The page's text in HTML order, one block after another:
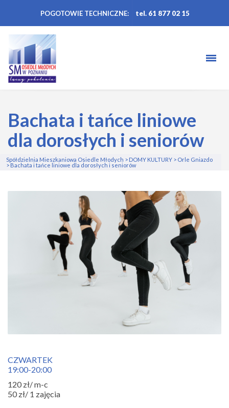
POGOTOWIE TECHNICZNE: tel. 61 877 02 15
Bachata i tańce liniowe
dla dorosłych i seniorów
Spółdzielnia Mieszkaniowa Osiedle Młodych > DOMY KULTURY > Orle Gniazdo
>Bachata i tańce liniowe dla dorosłych i seniorów
CZWARTEK
19:00-20:00
120 zł/ m-c
50 zł/ 1 zajęcia